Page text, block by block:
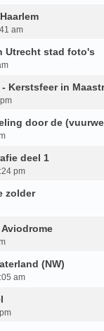
am
Utrecht stad foto's
Kerstsfeer in
door de
deel 1
pm
zolder
(NW)
am